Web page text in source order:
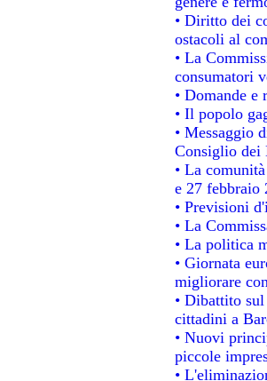
• Diritto dei
ostacoli al
• La
consumatori
• Domande
• Il popolo
• Messaggio
Consiglio dei
• La
e 27 febbraio
• Previsioni
• La
• La politica
• Giornata
migliorare
• Dibattito
cittadini a
• Nuovi
piccole
•